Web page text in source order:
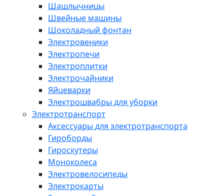
Шашлычницы
Швейные машины
Шоколадный фонтан
Электровеники
Электропечи
Электроплитки
Электрочайники
Яйцеварки
Электрошвабры для уборки
Электротранспорт
Аксессуары для электротранспорта
Гироборды
Гироскутеры
Моноколеса
Электровелосипеды
Электрокарты